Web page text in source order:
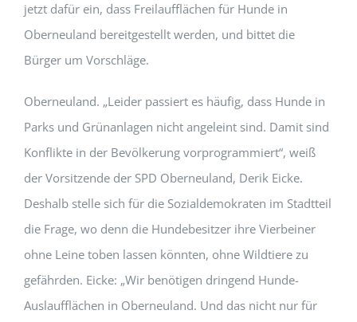
jetzt dafür ein, dass Freilaufflächen für Hunde in
Oberneuland bereitgestellt werden, und bittet die
Bürger um Vorschläge.
Oberneuland. „Leider passiert es häufig, dass Hunde in
Parks und Grünanlagen nicht angeleint sind. Damit sind
Konflikte in der Bevölkerung vorprogrammiert“, weiß
der Vorsitzende der SPD Oberneuland, Derik Eicke.
Deshalb stelle sich für die Sozialdemokraten im Stadtteil
die Frage, wo denn die Hundebesitzer ihre Vierbeiner
ohne Leine toben lassen könnten, ohne Wildtiere zu
gefährden. Eicke: „Wir benötigen dringend Hunde-
Auslaufflächen in Oberneuland. Und das nicht nur für